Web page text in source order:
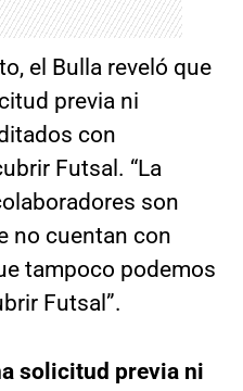
el Bulla reveló que
previa ni
con
Futsal. “La
son
no cuentan con
tampoco podemos
Futsal”.
solicitud previa ni